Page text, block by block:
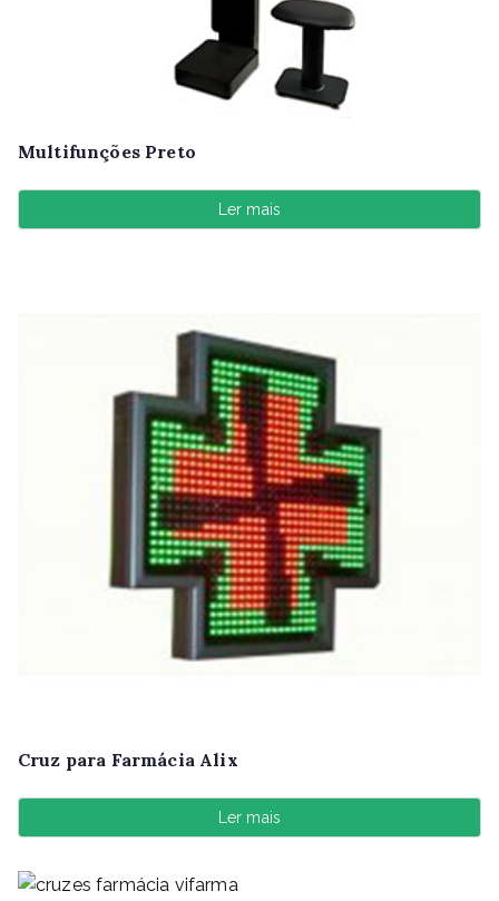
Multifunções Preto
Ler mais
Cruz para Farmácia Alix
Ler mais